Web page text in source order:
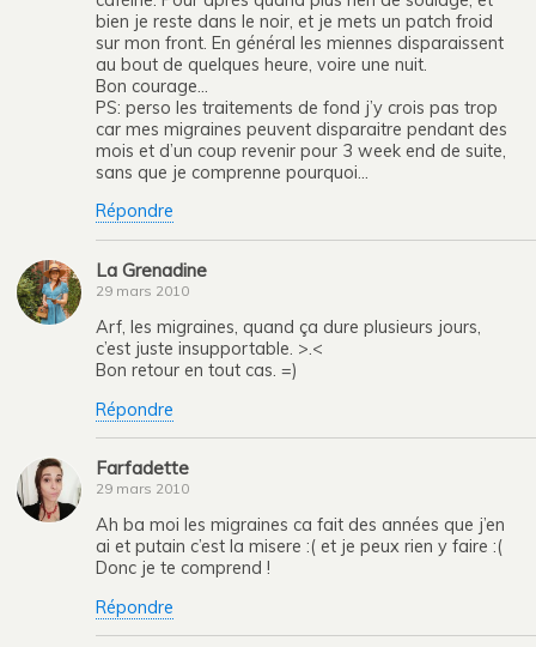
bien je reste dans le noir, et je mets un patch froid
sur mon front. En général les miennes disparaissent
au bout de quelques heure, voire une nuit.
Bon courage…
PS: perso les traitements de fond j’y crois pas trop
car mes migraines peuvent disparaitre pendant des
mois et d’un coup revenir pour 3 week end de suite,
sans que je comprenne pourquoi…
Répondre
La Grenadine
29 mars 2010
Arf, les migraines, quand ça dure plusieurs jours,
c’est juste insupportable. >.<
Bon retour en tout cas. =)
Répondre
Farfadette
29 mars 2010
Ah ba moi les migraines ca fait des années que j’en
ai et putain c’est la misere :( et je peux rien y faire :(
Donc je te comprend !
Répondre